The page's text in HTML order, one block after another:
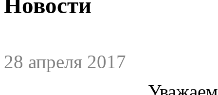
Новости
28 апреля 2017